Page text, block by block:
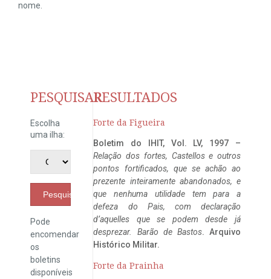
nome.
PESQUISAR
Escolha
uma ilha:
Pesquisar
Pode
encomendar
os
boletins
disponíveis
RESULTADOS
Forte da Figueira
Boletim do IHIT, Vol. LV, 1997 –
Relação dos fortes, Castellos e outros
pontos fortificados, que se achão ao
prezente inteiramente abandonados, e
que nenhuma utilidade tem para a
defeza do Pais, com declaração
d’aquelles que se podem desde já
desprezar. Barão de Bastos. Arquivo
Histórico Militar.
Forte da Prainha